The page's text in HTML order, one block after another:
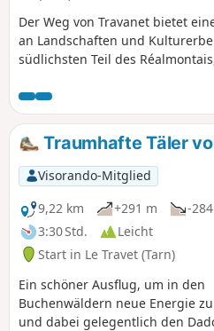
Der Weg von Travanet bietet
an Landschaften und
südlichsten Teil des
Der Startpunkt liegt im Weiler
weiter im Aufstieg bis zum
m), von wo aus man einen
Réalmontais hat, bevor er
Dadou führt. Wanderweg von
Interesse, angelegt vom
Abschnitt „Praktische
Traumhafte Täler
Visorando-Mitglied
9,22 km
+291 m
-
3:30 Std.
Leicht
Start in Le Travet (Tarn)
Ein schöner Ausflug, um in den
Buchenwäldern neue Energie
und dabei gelegentlich den